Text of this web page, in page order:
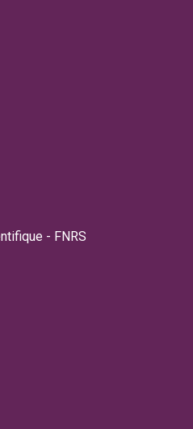
- FNRS